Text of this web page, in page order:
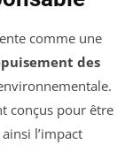
comme une
des
conçus pour être
l’impact